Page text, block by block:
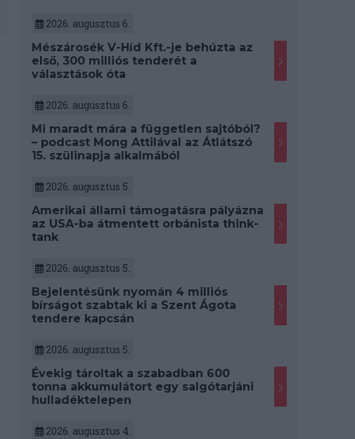
2026. augusztus 6.
Mészárosék V-Híd Kft.-je behúzta az
első, 300 milliós tenderét a
választások óta
2026. augusztus 6.
Mi maradt mára a független sajtóból?
– podcast Mong Attilával az Átlátszó
15. szülinapja alkalmából
2026. augusztus 5.
Amerikai állami támogatásra pályázna
az USA-ba átmentett orbánista think-
tank
2026. augusztus 5.
Bejelentésünk nyomán 4 milliós
bírságot szabtak ki a Szent Ágota
tendere kapcsán
2026. augusztus 5.
Évekig tároltak a szabadban 600
tonna akkumulátort egy salgótarjáni
hulladéktelepen
2026. augusztus 4.